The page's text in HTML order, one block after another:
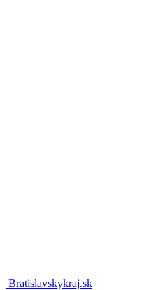
Bratislavskykraj.sk